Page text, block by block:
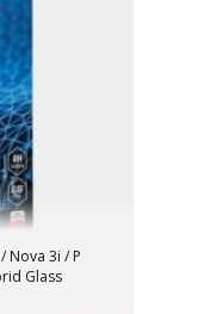
Nova 3i / P
Glass